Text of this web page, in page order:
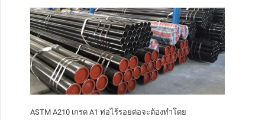
ASTM A210 เกรด A1 ท่อไร้รอยต่อจะต้องทำโดย